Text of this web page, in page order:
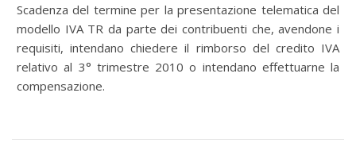
Scadenza del termine per la presentazione telematica del
modello IVA TR da parte dei contribuenti che, avendone i
requisiti, intendano chiedere il rimborso del credito IVA
relativo al 3° trimestre 2010 o intendano effettuarne la
compensazione.